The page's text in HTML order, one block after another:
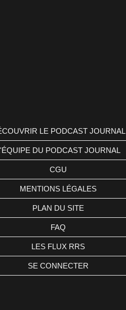
LE PODCAST JOURNAL
DU PODCAST JOURNAL
CGU
MENTIONS LÉGALES
PLAN DU SITE
FAQ
LES FLUX RRS
SE CONNECTER